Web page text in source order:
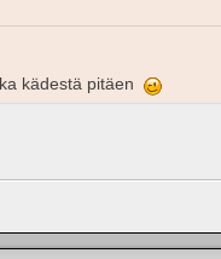
kädestä pitäen